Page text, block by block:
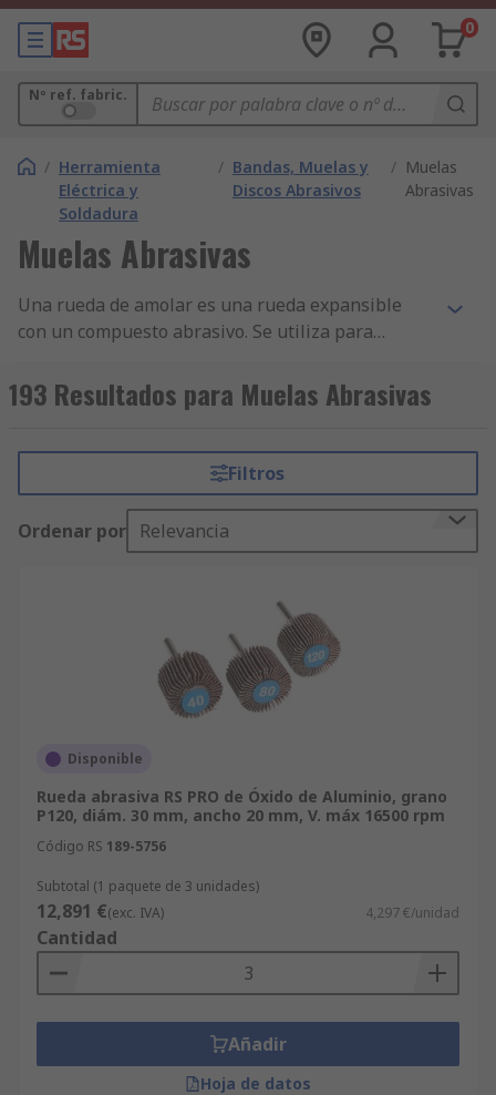
0
Nº ref. fabric.
/ Herramienta
Eléctrica y
Soldadura
/ Bandas, Muelas y
Discos Abrasivos
/ Muelas
Abrasivas
Muelas Abrasivas
Una rueda de amolar es una rueda expansible
con un compuesto abrasivo. Se utiliza para
abrasivo. Las ruedas de amolar y otros abrasivos
ligados tienen dos componentes principales: los
aglomerante, que mantiene los granos juntos y
los sostiene mientras cortan. Los porcentajes de
grano y aglomerante, y su separación en la rueda
determinan la estructura de la rueda. El abrasivo
función de la forma en que interactuará con el
193 Resultados para Muelas Abrasivas
Filtros
Ordenar por Relevancia
Disponible
Rueda abrasiva RS PRO de Óxido de Aluminio, grano
P120, diám. 30 mm, ancho 20 mm, V. máx 16500 rpm
Código RS 189-5756
Subtotal (1 paquete de 3 unidades)
12,891 €(exc. IVA) 4,297 €/unidad
Cantidad
Añadir
Hoja de datos